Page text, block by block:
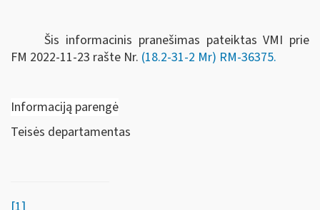
Šis informacinis pranešimas pateiktas VMI prie
FM 2022-11-23 rašte Nr. (18.2-31-2 Mr) RM-36375.
Informaciją parengė
Teisės departamentas
[1]